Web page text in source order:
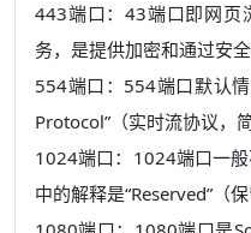
443端口：43端口即网页
务，是提供加密和通过安
554端口：554端口默认
Protocol”（实时流协议，简
1024端口：1024端口一
中的解释是“Reserved”（保